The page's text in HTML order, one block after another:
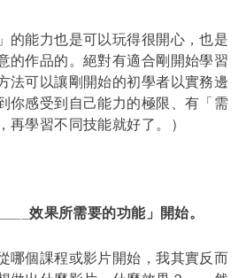
的能力也是可以玩得很開心，也是
的作品的。絕對有適合剛開始學習
法可以讓剛開始的初學者以實務邊
你感受到自己能力的極限、有「需
再學習不同技能就好了。）
效果所需要的功能」開始。
哪個課程或影片開始，我其實反而